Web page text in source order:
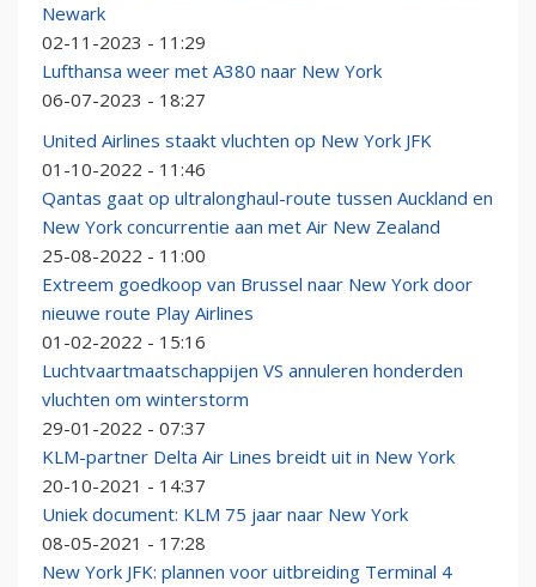
Newark
02-11-2023 - 11:29
Lufthansa weer met A380 naar New York
06-07-2023 - 18:27
United Airlines staakt vluchten op New York JFK
01-10-2022 - 11:46
Qantas gaat op ultralonghaul-route tussen Auckland en
New York concurrentie aan met Air New Zealand
25-08-2022 - 11:00
Extreem goedkoop van Brussel naar New York door
nieuwe route Play Airlines
01-02-2022 - 15:16
Luchtvaartmaatschappijen VS annuleren honderden
vluchten om winterstorm
29-01-2022 - 07:37
KLM-partner Delta Air Lines breidt uit in New York
20-10-2021 - 14:37
Uniek document: KLM 75 jaar naar New York
08-05-2021 - 17:28
New York JFK: plannen voor uitbreiding Terminal 4